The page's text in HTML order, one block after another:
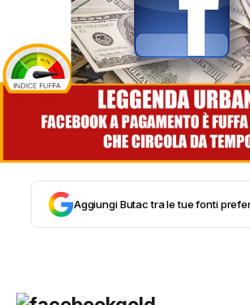
STORIA E CITAZIONI
INTRATTENIMENTO
COMPLOTTI, LEGGENDE
EVERGREENAggiungi Butac tra le tue fonti